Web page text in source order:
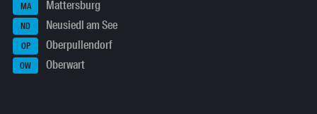
MA Mattersburg
ND Neusiedl am See
OP Oberpullendorf
OW Oberwart